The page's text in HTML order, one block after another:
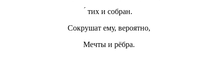
́ тих и собран.
Сокрушат ему, вероятно,
Мечты и рёбра.